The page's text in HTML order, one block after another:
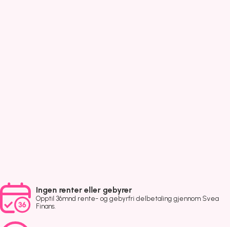
Ingen renter eller gebyrer
Opptil 36mnd rente- og gebyrfri delbetaling gjennom Svea
Finans.